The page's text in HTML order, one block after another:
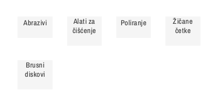
Abrazivi
Alati za
čišćenje
Poliranje
Žičane
četke
Brusni
diskovi